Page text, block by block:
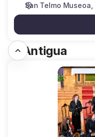
San Telmo Museoa
D. Antigua